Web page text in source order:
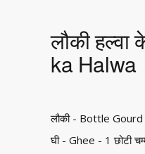
लौकी
ka Halwa
लौकी - Bottle Gourd
घी - Ghee - 1 छोटी